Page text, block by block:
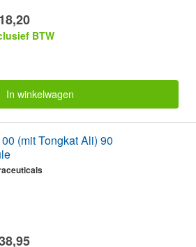
BTW
In winkelwagen
(mit Tongkat Ali) 90